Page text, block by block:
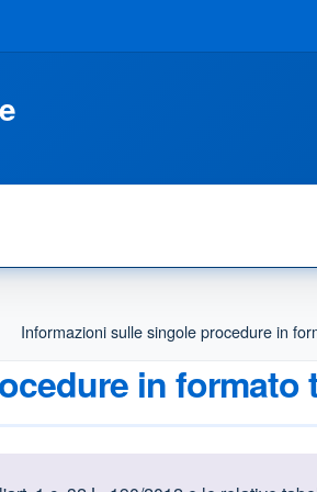
Informazioni sulle singole procedure in
in formato